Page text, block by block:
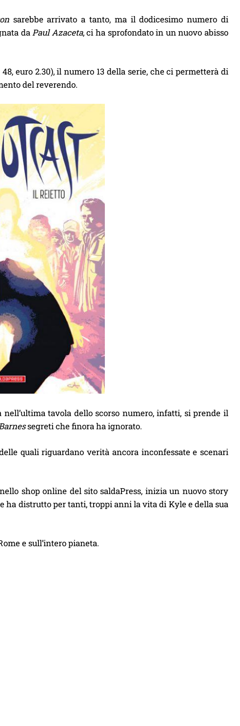
sarebbe arrivato a tanto, ma il dodicesimo numero di
daPaul Azaceta, ci ha sprofondato in un nuovo abisso
euro 2.30), il numero 13 della serie, che ci permetterà di
del reverendo.
tavola dello scorso numero, infatti, si prende il
segreti che finora ha ignorato.
quali riguardano verità ancora inconfessate e scenari
shop online del sito saldaPress, inizia un nuovo story
ha distrutto per tanti, troppi anni la vita di Kyle e della sua
e sull’intero pianeta.